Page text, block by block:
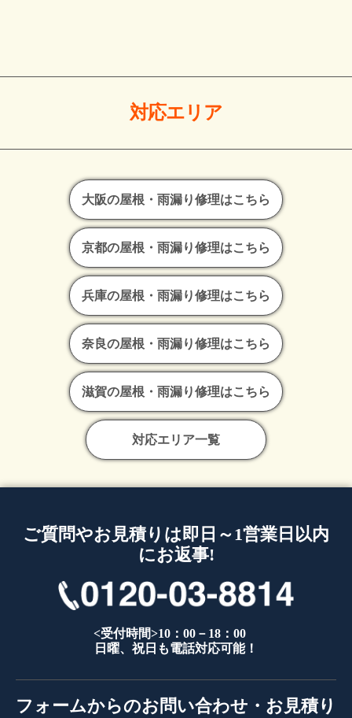
対応エリア
大阪の屋根・雨漏り修理はこちら
京都の屋根・雨漏り修理はこちら
兵庫の屋根・雨漏り修理はこちら
奈良の屋根・雨漏り修理はこちら
滋賀の屋根・雨漏り修理はこちら
対応エリア一覧
ご質問やお見積りは即日～1営業日以内
にお返事!
<受付時間>10：00－18：00
日曜、祝日も電話対応可能！
フォームからのお問い合わせ・お見積り